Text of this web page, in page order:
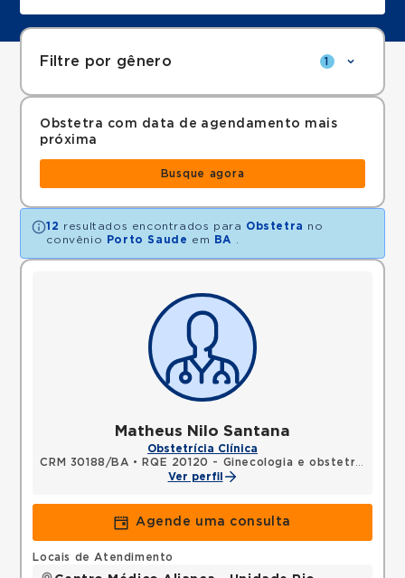
Filtre por gênero 1
Obstetra com data de agendamento mais
próxima
Busque agora
12 resultados encontrados para Obstetra no
convênio
Porto Saude em BA
Matheus Nilo Santana
Obstetrícia Clínica
CRM 30188/BA •
RQE 20120 - Ginecologia e obstetrícia
Ver perfil
Agende uma consulta
Locais de Atendimento